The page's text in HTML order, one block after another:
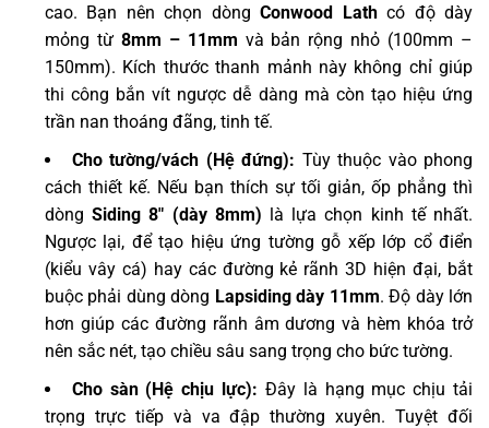
cao. Bạn nên chọn dòngConwood Lathcó độ dày
mỏng từ 8mm – 11mm và bản rộng nhỏ (100mm –
150mm). Kích thước thanh mảnh này không chỉ giúp
thi công bắn vít ngược dễ dàng mà còn tạo hiệu ứng
trần nan thoáng đãng, tinh tế.
Cho tường/vách (Hệ đứng): Tùy thuộc vào phong
cách thiết kế. Nếu bạn thích sự tối giản, ốp phẳng thì
dòngSiding 8″ (dày 8mm) là lựa chọn kinh tế nhất.
Ngược lại, để tạo hiệu ứng tường gỗ xếp lớp cổ điển
(kiểu vây cá) hay các đường kẻ rãnh 3D hiện đại, bắt
buộc phải dùng dòng Lapsiding dày 11mm. Độ dày lớn
hơn giúp các đường rãnh âm dương và hèm khóa trở
nên sắc nét, tạo chiều sâu sang trọng cho bức tường.
Cho sàn (Hệ chịu lực): Đây là hạng mục chịu tải
trọng trực tiếp và va đập thường xuyên. Tuyệt đối